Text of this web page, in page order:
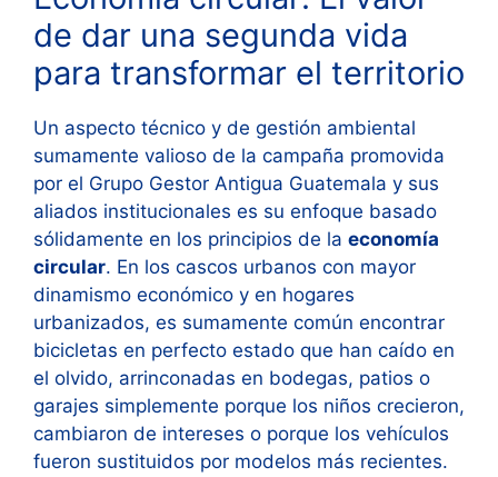
de dar una segunda vida
para transformar el territorio
Un aspecto técnico y de gestión ambiental
sumamente valioso de la campaña promovida
por el Grupo Gestor Antigua Guatemala y sus
aliados institucionales es su enfoque basado
sólidamente en los principios de la economía
circular. En los cascos urbanos con mayor
dinamismo económico y en hogares
urbanizados, es sumamente común encontrar
bicicletas en perfecto estado que han caído en
el olvido, arrinconadas en bodegas, patios o
garajes simplemente porque los niños crecieron,
cambiaron de intereses o porque los vehículos
fueron sustituidos por modelos más recientes.